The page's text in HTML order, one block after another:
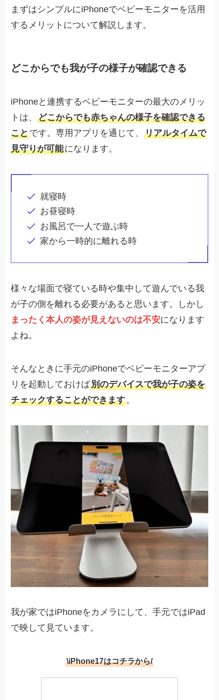
まずはシンプルにiPhoneでベビーモニターを活用
するメリットについて解説します。
どこからでも我が子の様子が確認できる
iPhoneと連携するベビーモニターの最大のメリッ
トは、どこからでも赤ちゃんの様子を確認できる
ことです。専用アプリを通じて、リアルタイムで
見守りが可能になります。
就寝時
お昼寝時
お風呂で一人で遊ぶ時
家から一時的に離れる時
様々な場面で寝ている時や集中して遊んでいる我
が子の側を離れる必要があると思います。しかし
まったく本人の姿が見えないのは不安になります
よね。
そんなときに手元のiPhoneでベビーモニターアプ
リを起動しておけば別のデバイスで我が子の姿を
チェックすることができます。
我が家ではiPhoneをカメラにして、手元ではiPad
で映して見ています。
\iPhone17はコチラから/